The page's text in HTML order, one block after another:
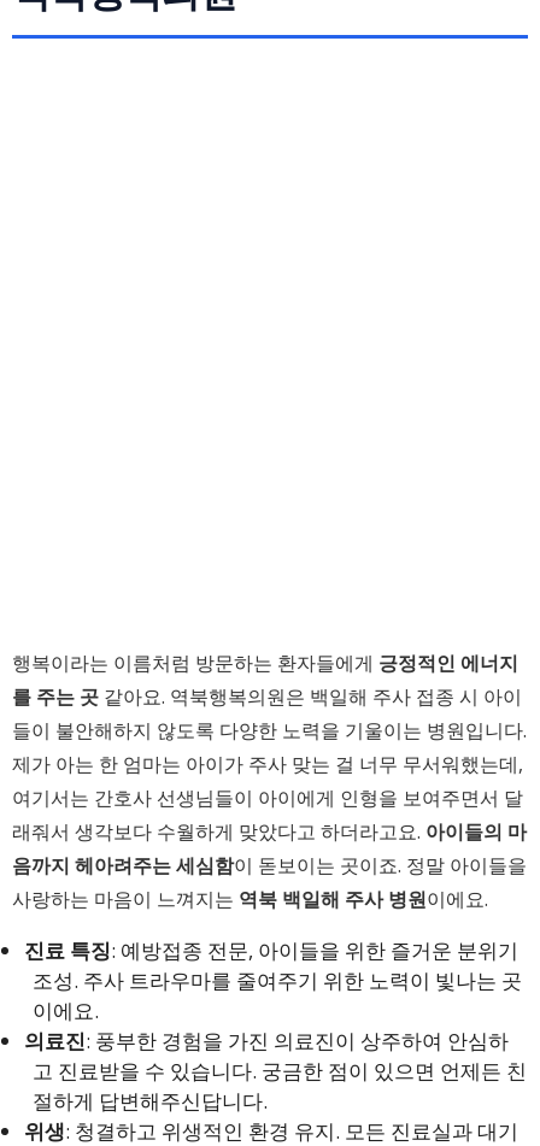
행복이라는 이름처럼 방문하는 환자들에게 긍정적인 에너지
를 주는 곳 같아요. 역북행복의원은 백일해 주사 접종 시 아이
들이 불안해하지 않도록 다양한 노력을 기울이는 병원입니다.
제가 아는 한 엄마는 아이가 주사 맞는 걸 너무 무서워했는데,
여기서는 간호사 선생님들이 아이에게 인형을 보여주면서 달
래줘서 생각보다 수월하게 맞았다고 하더라고요. 아이들의 마
음까지 헤아려주는 세심함이 돋보이는 곳이죠. 정말 아이들을
사랑하는 마음이 느껴지는 역북 백일해 주사 병원이에요.
진료 특징: 예방접종 전문, 아이들을 위한 즐거운 분위기
조성. 주사 트라우마를 줄여주기 위한 노력이 빛나는 곳
이에요.
의료진: 풍부한 경험을 가진 의료진이 상주하여 안심하
고 진료받을 수 있습니다. 궁금한 점이 있으면 언제든 친
절하게 답변해주신답니다.
위생: 청결하고 위생적인 환경 유지. 모든 진료실과 대기